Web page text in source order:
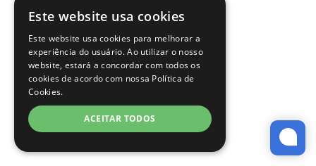
Este website usa cookies
Este website usa cookies para melhorar a
experiência do usuário. Ao utilizar o nosso
website, estará a concordar com todos os
cookies de acordo com nossa Política de
Cookies.
ACEITAR TODOS